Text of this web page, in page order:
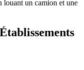
louant un camion et une
Établissements